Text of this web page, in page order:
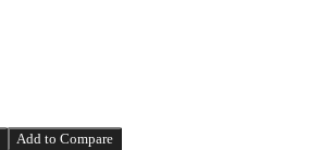
Add to Compare